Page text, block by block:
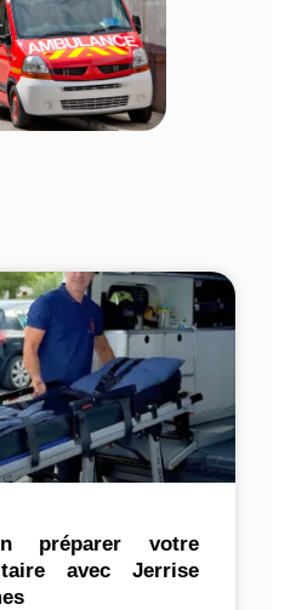
préparer votre
avec Jerrise